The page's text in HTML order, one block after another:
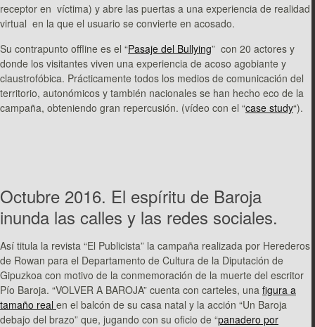
receptor en víctima) y abre las puertas a una experiencia de realidad
virtual en la que el usuario se convierte en acosado.
Su contrapunto offline es el “Pasaje del Bullying” con 20 actores y
donde los visitantes viven una experiencia de acoso agobiante y
claustrofóbica. Prácticamente todos los medios de comunicación del
territorio, autonómicos y también nacionales se han hecho eco de la
campaña, obteniendo gran repercusión. (vídeo con el “case study“).
Octubre 2016. El espíritu de Baroja
inunda las calles y las redes sociales.
Así titula la revista “El Publicista” la campaña realizada por Herederos
de Rowan para el Departamento de Cultura de la Diputación de
Gipuzkoa con motivo de la conmemoración de la muerte del escritor
Pío Baroja. “VOLVER A BAROJA” cuenta con carteles, una figura a
tamaño real en el balcón de su casa natal y la acción “Un Baroja
debajo del brazo” que, jugando con su oficio de “panadero por